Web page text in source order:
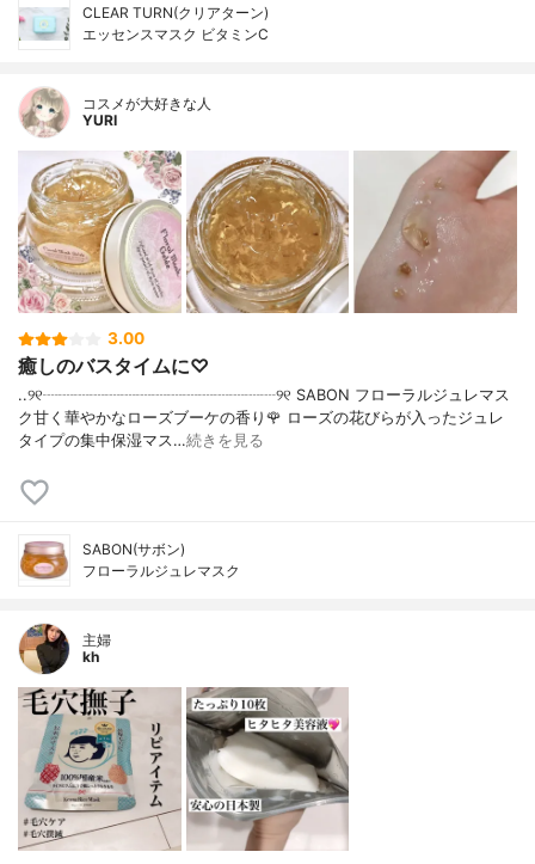
CLEAR TURN(クリアターン)
エッセンスマスク ビタミンC
コスメが大好きな人
YURI
3.00
癒しのバスタイムに♡
..୨୧┈┈┈┈┈┈┈┈┈┈┈┈┈┈┈୨୧ SABON フローラルジュレマス
ク甘く華やかなローズブーケの香り🌹 ローズの花びらが入ったジュレ
タイプの集中保湿マス…続きを見る
SABON(サボン)
フローラルジュレマスク
主婦
kh